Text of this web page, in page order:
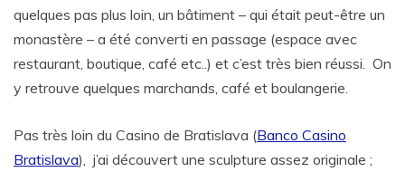
quelques pas plus loin, un bâtiment – qui était peut-être un
monastère – a été converti en passage (espace avec
restaurant, boutique, café etc..) et c’est très bien réussi. On
y retrouve quelques marchands, café et boulangerie.
Pas très loin du Casino de Bratislava (Banco Casino
Bratislava), j’ai découvert une sculpture assez originale ;